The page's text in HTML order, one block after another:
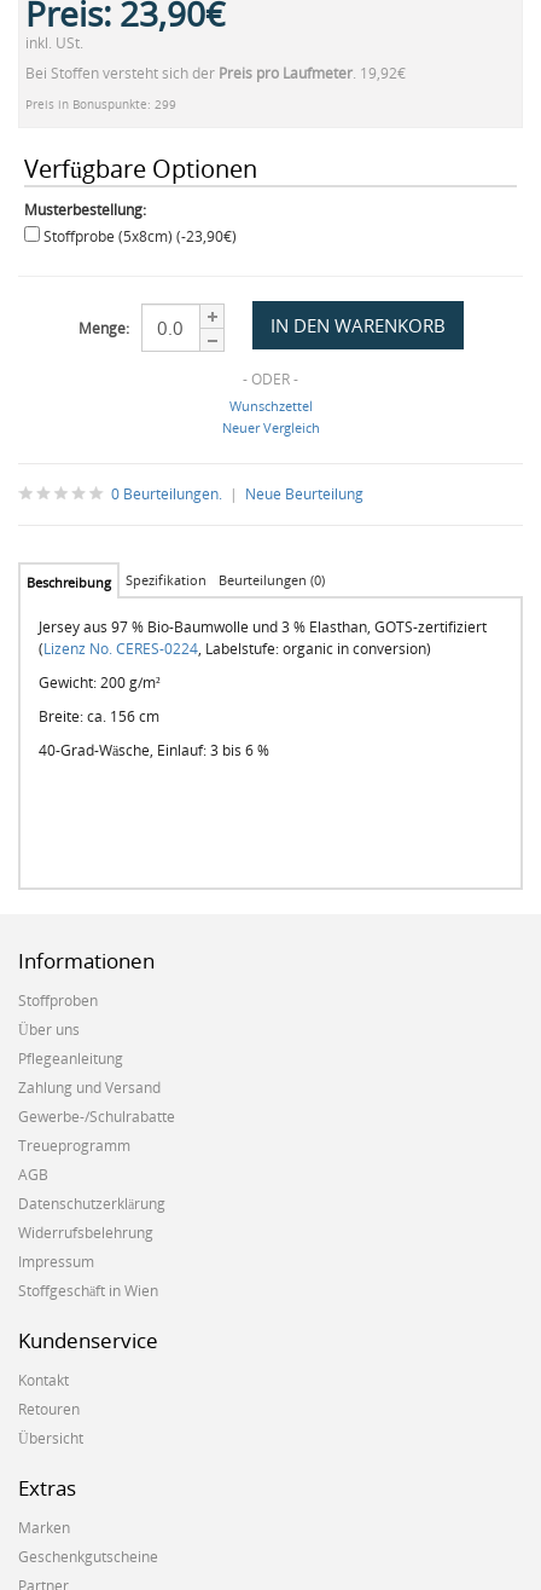
Preis: 23,90€
inkl. USt.
Bei Stoffen versteht sich der Preis pro Laufmeter. 19,92€
Preis in Bonuspunkte: 299
Verfügbare Optionen
Musterbestellung:
Stoffprobe (5x8cm) (-23,90€)
Menge:
- ODER -
Wunschzettel
Neuer Vergleich
0 Beurteilungen. | Neue Beurteilung
Beschreibung Spezifikation Beurteilungen (0)
Jersey aus 97 % Bio-Baumwolle und 3 % Elasthan, GOTS-zertifiziert
(Lizenz No. CERES-0224, Labelstufe: organic in conversion)
Gewicht: 200 g/m²
Breite: ca. 156 cm
40-Grad-Wäsche, Einlauf: 3 bis 6 %
Informationen
Stoffproben
Über uns
Pflegeanleitung
Zahlung und Versand
Gewerbe-/Schulrabatte
Treueprogramm
AGB
Datenschutzerklärung
Widerrufsbelehrung
Impressum
Stoffgeschäft in Wien
Kundenservice
Kontakt
Retouren
Übersicht
Extras
Marken
Geschenkgutscheine
Partner